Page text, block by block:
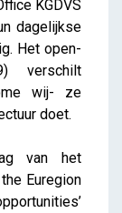
KGDVS
dagelijkse
Het open-
verschilt
wij- ze
doet.
van het
Euregion